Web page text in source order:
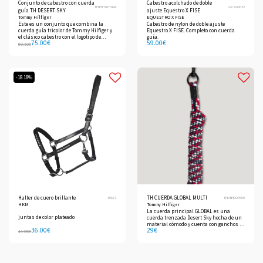
Conjunto de cabestro con cuerda
guía TH DESERT SKY
TH15HSET994
Tommy Hilfiger
Este es un conjunto que combina la
cuerda guía tricolor de Tommy Hilfiger y
el clásico cabestro con el logotipo de
Tommy Hilfiger y la marca Global Stripe.
80.50€75.00€
Cabestro acolchado de doble
ajuste Equestro X FISE
LFCA00032
EQUESTRO X FISE
Cabestro de nylon de doble ajuste
Equestro X FISE. Completo con cuerda
guía.
59.00€
-18.18%
Halter de cuero brillante 15677
HKM
juntas de color plateado
44.00€36.00€
TH CUERDA GLOBAL MULTI TH08HROP660
Tommy Hilfiger
La cuerda principal GLOBAL es una
cuerda trenzada Desert Sky hecha de un
material cómodo y cuenta con ganchos y
presillas de bronce.
29€